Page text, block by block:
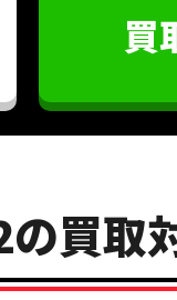
買
買取